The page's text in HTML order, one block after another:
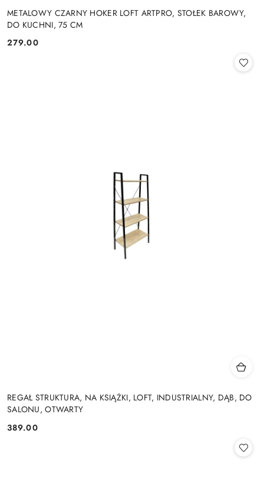
METALOWY CZARNY HOKER LOFT ARTPRO, STOŁEK BAROWY,
DO KUCHNI, 75 CM
Cena:
279.00
REGAŁ STRUKTURA, NA KSIĄŻKI, LOFT, INDUSTRIALNY, DĄB, DO
SALONU, OTWARTY
Cena:
389.00